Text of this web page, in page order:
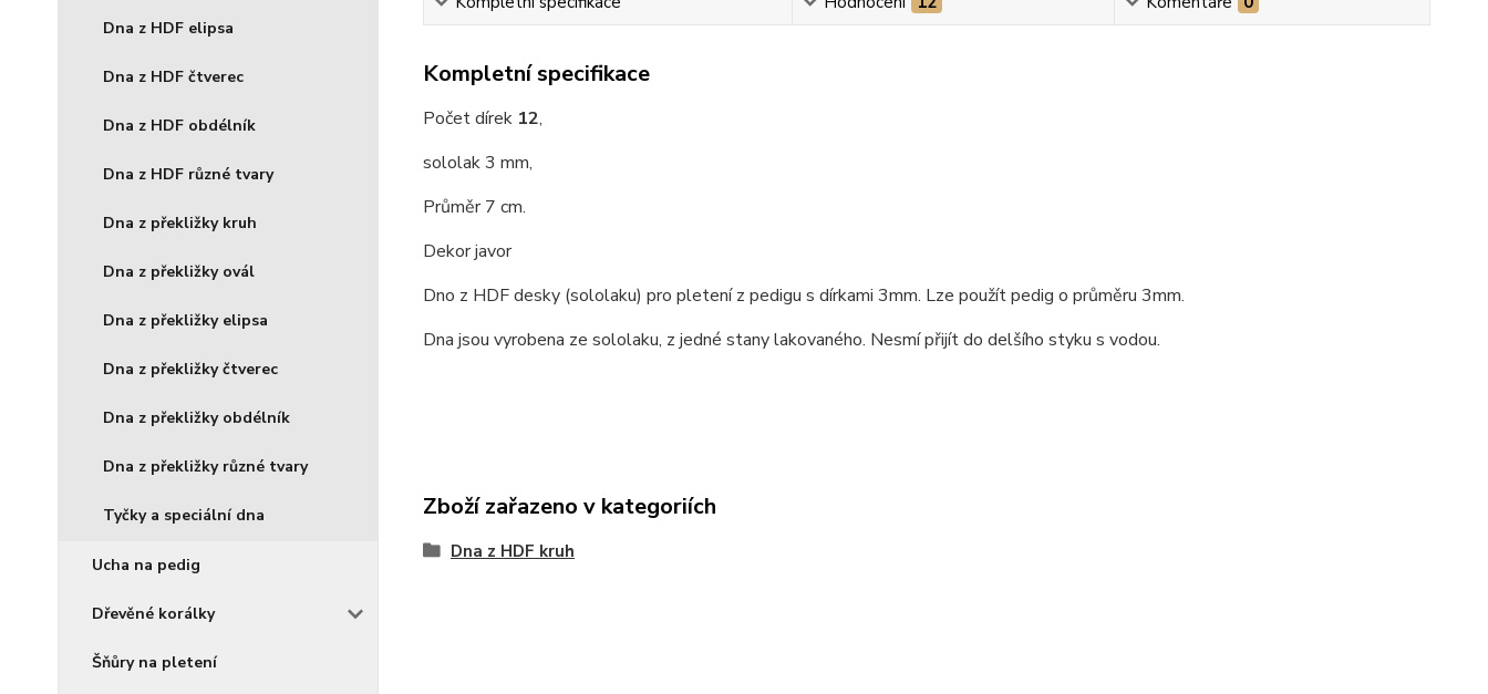
Dna z HDF elipsa
Dna z HDF čtverec
Dna z HDF obdélník
Dna z HDF různé tvary
Dna z překližky kruh
Dna z překližky ovál
Dna z překližky elipsa
Dna z překližky čtverec
Dna z překližky obdélník
Dna z překližky různé tvary
Tyčky a speciální dna
Ucha na pedig
Dřevěné korálky
Šňůry na pletení
Kompletní specifikace
Počet dírek 12,
sololak 3 mm,
Průměr 7 cm.
Dekor javor
Dno z HDF desky (sololaku) pro pletení z pedigu s dírkami 3mm. Lze použít pedig o průměru 3mm.
Dna jsou vyrobena ze sololaku, z jedné stany lakovaného. Nesmí přijít do delšího styku s vodou.
Zboží zařazeno v kategoriích
Dna z HDF kruh